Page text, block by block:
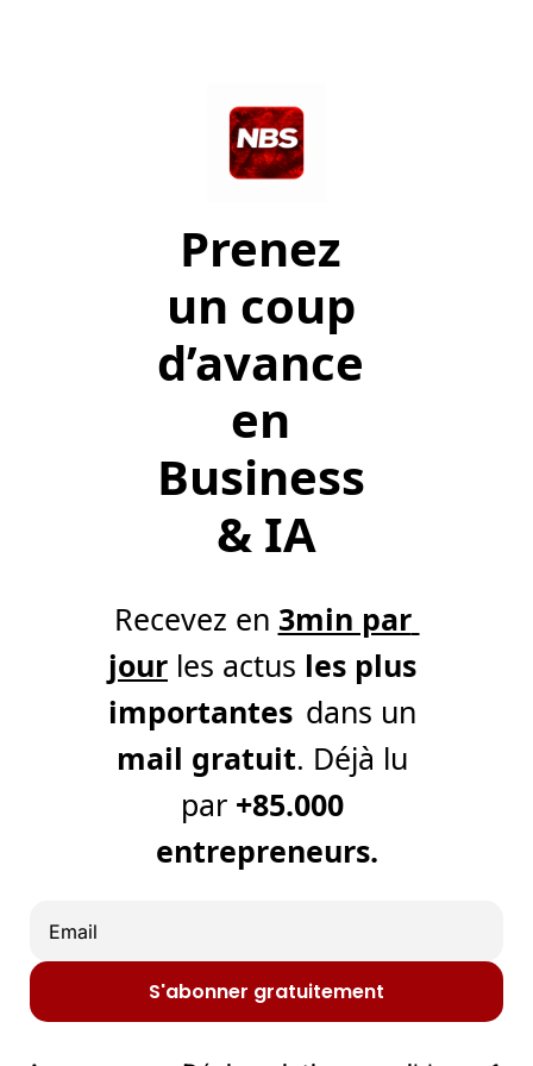
Prenez
un coup
d’avance
en
Business
& IA
Recevez en 3min par
jour les actus les plus
importantes
mail gratuit. Déjà lu
par +85.000
entrepreneurs.
S'abonner gratuitement